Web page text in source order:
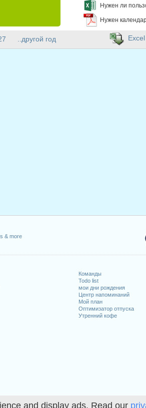
and display ads. Read our
& more
Команды
Todo list
мои дни рождения
Центр напоминаний
Мой план
Оптимизатор отпуска
Утренний кофе
Нужен ли
Нужен
..другой год Excel